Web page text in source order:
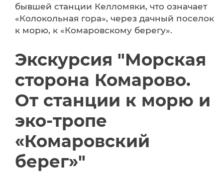
бывшей станции Келломяки, что означает
«Колокольная гора», через дачный поселок
к морю, к «Комаровскому берегу».
Экскурсия "Морская
сторона Комарово.
От станции к морю и
эко-тропе
«Комаровский
берег»"